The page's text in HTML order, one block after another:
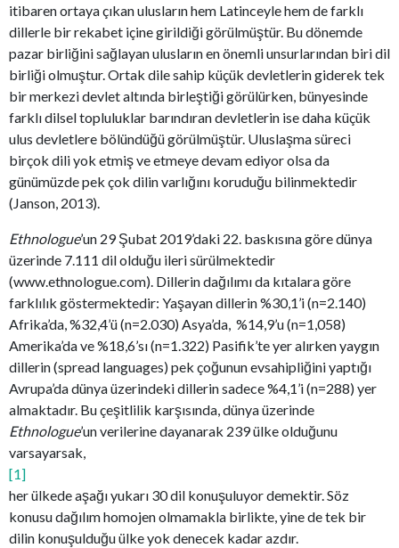
itibaren ortaya çıkan ulusların hem Latinceyle hem de farklı
dillerle bir rekabet içine girildiği görülmüştür. Bu dönemde
pazar birliğini sağlayan ulusların en önemli unsurlarından biri dil
birliği olmuştur. Ortak dile sahip küçük devletlerin giderek tek
bir merkezi devlet altında birleştiği görülürken, bünyesinde
farklı dilsel topluluklar barındıran devletlerin ise daha küçük
ulus devletlere bölündüğü görülmüştür. Uluslaşma süreci
birçok dili yok etmiş ve etmeye devam ediyor olsa da
günümüzde pek çok dilin varlığını koruduğu bilinmektedir
(Janson, 2013).
Ethnologue’un 29 Şubat 2019’daki 22. baskısına göre dünya
üzerinde 7.111 dil olduğu ileri sürülmektedir
(www.ethnologue.com). Dillerin dağılımı da kıtalara göre
farklılık göstermektedir: Yaşayan dillerin %30,1’i (n=2.140)
Afrika’da, %32,4’ü (n=2.030) Asya’da, %14,9’u (n=1,058)
Amerika’da ve %18,6’sı (n=1.322) Pasifik’te yer alırken yaygın
dillerin (spread languages) pek çoğunun evsahipliğini yaptığı
Avrupa’da dünya üzerindeki dillerin sadece %4,1’i (n=288) yer
almaktadır. Bu çeşitlilik karşısında, dünya üzerinde
Ethnologue’un verilerine dayanarak 239 ülke olduğunu
varsayarsak,
[1]
her ülkede aşağı yukarı 30 dil konuşuluyor demektir. Söz
konusu dağılım homojen olmamakla birlikte, yine de tek bir
dilin konuşulduğu ülke yok denecek kadar azdır.